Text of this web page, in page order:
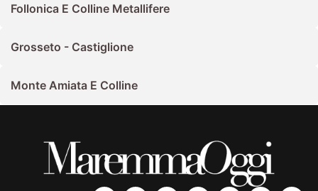
Follonica E Colline Metallifere
Grosseto - Castiglione
Monte Amiata E Colline